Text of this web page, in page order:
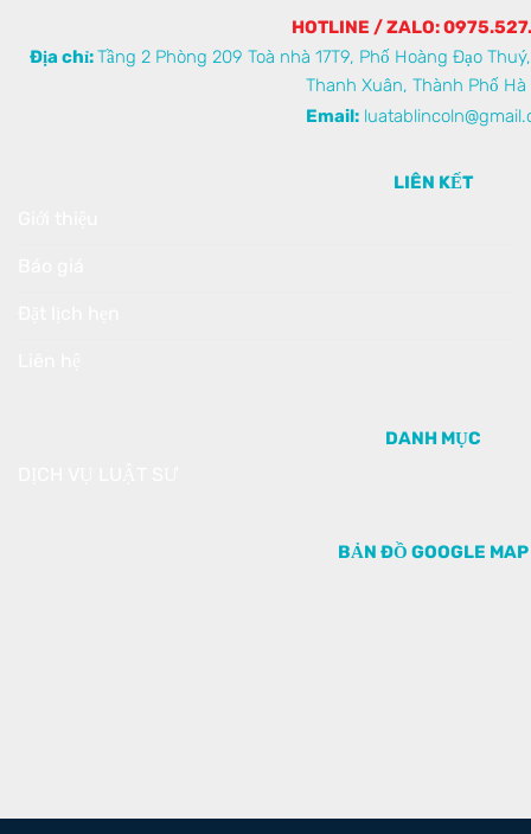
HOTLINE / ZALO:
Địa chỉ:Tầng 2 Phòng 209 Toà nhà 17T9, Phố Hoàng Đạo
Thanh Xuân, Thành Phố Hà
Email:
LIÊN KẾT
DANH MỤC
BẢN ĐỒ GOOGLE MAP